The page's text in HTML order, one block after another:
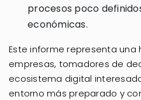
procesos poco
económicas.
Este informe representa
empresas, tomadores de
ecosistema digital
entorno más preparado y